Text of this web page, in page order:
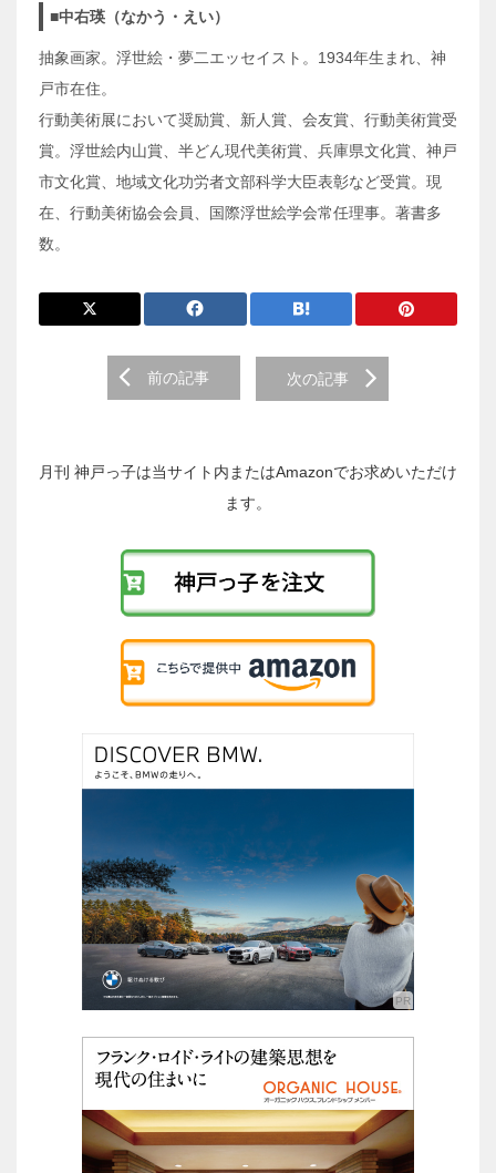
■中右瑛（なかう・えい）
抽象画家。浮世絵・夢二エッセイスト。1934年生まれ、神
戸市在住。
行動美術展において奨励賞、新人賞、会友賞、行動美術賞受
賞。浮世絵内山賞、半どん現代美術賞、兵庫県文化賞、神戸
市文化賞、地域文化功労者文部科学大臣表彰など受賞。現
在、行動美術協会会員、国際浮世絵学会常任理事。著書多
数。
稿
前の記事 次の記事
月刊 神戸っ子は当サイト内またはAmazonでお求めいただけ
ます。